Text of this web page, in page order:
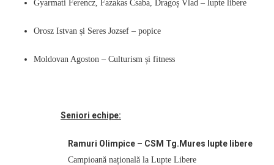
Gyarmati Ferencz, Fazakas Csaba, Dragoș Vlad – lupte libere
Orosz Istvan și Seres Jozsef – popice
Moldovan Agoston – Culturism și fitness
Seniori echipe:
Ramuri Olimpice – CSM Tg.Mures lupte libere
Campioană națională la Lupte Libere